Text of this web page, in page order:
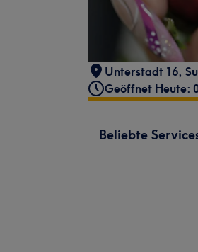
Unterstadt 16,
Geöffnet Heute:
Beliebte